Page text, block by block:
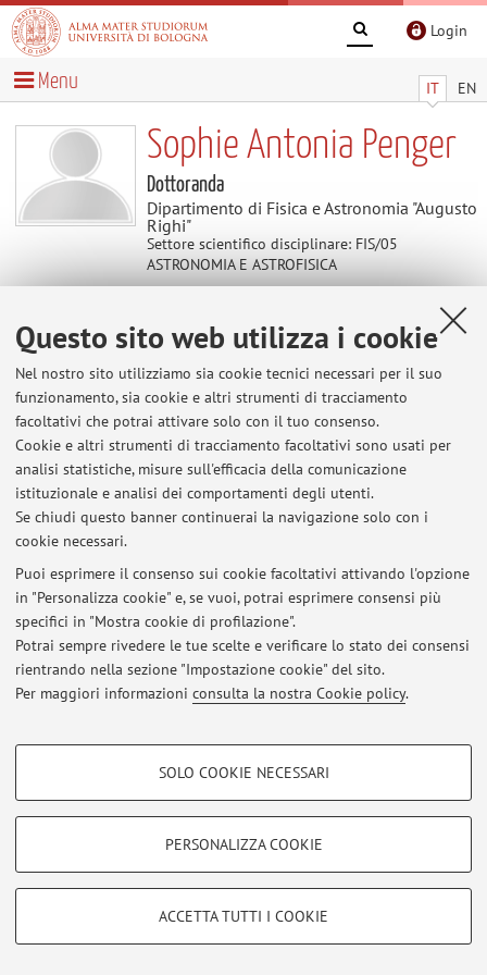
Questo sito web utilizza i cookie
Nel nostro sito utilizziamo sia cookie tecnici necessari per il suo
funzionamento, sia cookie e altri strumenti di tracciamento
facoltativi che potrai attivare solo con il tuo consenso.
Cookie e altri strumenti di tracciamento facoltativi sono usati per
analisi statistiche, misure sull'efficacia della comunicazione
istituzionale e analisi dei comportamenti degli utenti.
Se chiudi questo banner continuerai la navigazione solo con i
cookie necessari.
Puoi esprimere il consenso sui cookie facoltativi attivando l'opzione
in "Personalizza cookie" e, se vuoi, potrai esprimere consensi più
specifici in "Mostra cookie di profilazione".
Potrai sempre rivedere le tue scelte e verificare lo stato dei consensi
rientrando nella sezione "Impostazione cookie" del sito.
Per maggiori informazioni consulta la nostra Cookie policy.
COOKIE DI PROFILAZIONE - FACOLTATIVI
COOKIE TECNICI - NECESSARI
Si tratta di cookie tecnici utilizzati, a titolo esemplificativo, per il corretto
SOLO COOKIE NECESSARI
PERSONALIZZA COOKIE
ACCETTA TUTTI I COOKIE
Login
IT EN
Menu
Sophie Antonia Penger
Dottoranda
Dipartimento di Fisica e Astronomia "Augusto
Righi"
Settore scientifico disciplinare: FIS/05
ASTRONOMIA E ASTROFISICA
Contenuti utili
Al momento non sono presenti contenuti.
Ultimi avvisi
Al momento non sono presenti avvisi.
Area riservata
Accedi tramite login per gestire tutti i contenuti del sito.
© 2026 - ALMA MATER STUDIORUM - Università di Bologna - Via
Zamboni, 33 - 40126 Bologna - Partita IVA: 01131710376
Privacy|Note legali|Impostazioni Cookie